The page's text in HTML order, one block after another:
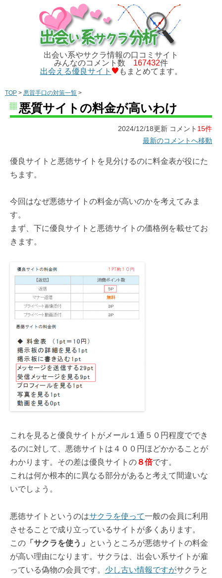
出会い系やサクラ情報の口コミサイト
みんなのコメント数 167432件
出会える優良サイト
もまとめてます。
TOP > 悪質手口の対策一覧 >
悪質サイトの料金が高いわけ
2024/12/18更新 コメント 15件
最新のコメントへ移動
優良サイトと悪徳サイトを見分けるのに料金表が役にた
ちます。
今回はなぜ悪徳サイトの料金が高いのかを考えてみま
す。
まず、下に優良サイトと悪徳サイトの価格例を載せてお
きます。
これを見ると優良サイトがメール１通５０円程度ででき
るのに対して、悪徳サイトは４００円ほどかかることが
わかります。その差は優良サイトの８倍です。
これは何か根本的に異なる部分があると考えて間違いな
いでしょう。
悪徳サイトというのはサクラを使って一般の会員に利用
させることで成り立っているサイトが多くあります。
この 「サクラを使う」
というところが悪徳サイトの料金
が高い理由になります。サクラは、出会い系サイトが雇
っている偽物の会員です。 少し古い情報ですがサクラと